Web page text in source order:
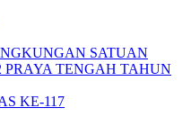
SATUAN
TENGAH TAHUN
KE-117